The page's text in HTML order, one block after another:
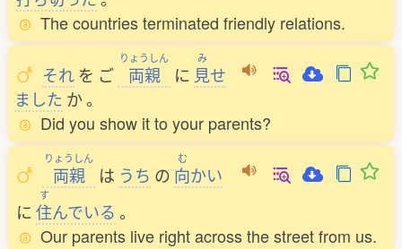
The countries terminated friendly relations.
それ を ご
りょうしん
両親 に
み
見せ
ました か。
Did you show it to your parents?
りょうしん
両親 は うち の
む
向かい
に
す
住んでいる 。
Our parents live right across the street from us.